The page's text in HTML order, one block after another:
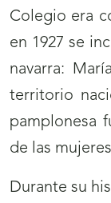
Colegio era
en 1927 se
navarra:
territorio
pamplonesa
de las
Durante su